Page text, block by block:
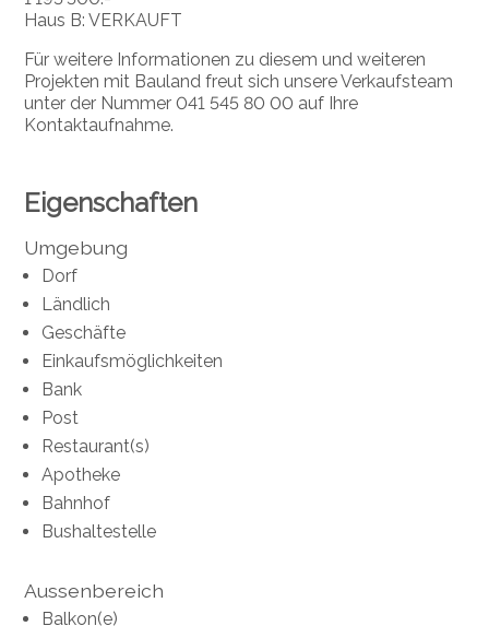
Haus B: VERKAUFT
Für weitere Informationen zu diesem und weiteren
Projekten mit Bauland freut sich unsere Verkaufsteam
unter der Nummer 041 545 80 00 auf Ihre
Kontaktaufnahme.
Eigenschaften
Umgebung
Dorf
Ländlich
Geschäfte
Einkaufsmöglichkeiten
Bank
Post
Restaurant(s)
Apotheke
Bahnhof
Bushaltestelle
Aussenbereich
Balkon(e)